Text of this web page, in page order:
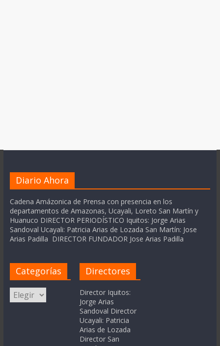
Diario Ahora
Cadena Amázonica de Prensa con presencia en los
departamentos de Amazonas, Ucayali, Loreto San Martín y
Huanuco DIRECTOR PERIODÍSTICO Iquitos: Jorge Arias
Sandoval Ucayali: Patricia Arias de Lozada San Martín: Jose
Arias Padilla DIRECTOR FUNDADOR Jose Arias Padilla
Categorías
Categorías
Directores
Director Iquitos:
Jorge Arias
Sandoval Director
Ucayali: Patricia
Arias de Lozada
Director San